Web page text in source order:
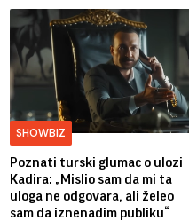
SHOWBIZ
Poznati turski glumac o ulozi
Kadira: „Mislio sam da mi ta
uloga ne odgovara, ali želeo
sam da iznenadim publiku“